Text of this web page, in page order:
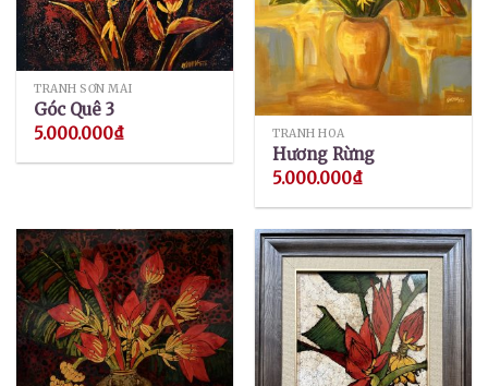
TRANH SƠN MÀI
Góc Quê 3
5.000.000₫ TRANH HOA
Hương Rừng
5.000.000₫